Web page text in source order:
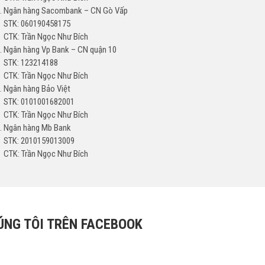
Ngân hàng Sacombank – CN Gò Vấp
STK: 060190458175
CTK: Trần Ngọc Như Bích
Ngân hàng Vp Bank – CN quận 10
STK: 123214188
CTK: Trần Ngọc Như Bích
Ngân hàng Bảo Việt
STK: 0101001682001
CTK: Trần Ngọc Như Bích
Ngân hàng Mb Bank
STK: 2010159013009
CTK: Trần Ngọc Như Bích
TÔI TRÊN FACEBOOK